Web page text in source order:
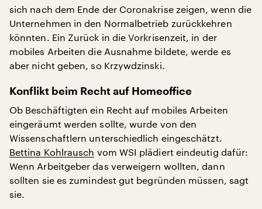
sich nach dem Ende der Coronakrise zeigen, wenn die
Unternehmen in den Normalbetrieb zurückkehren
könnten. Ein Zurück in die Vorkrisenzeit, in der
mobiles Arbeiten die Ausnahme bildete, werde es
aber nicht geben, so Krzywdzinski.
Konflikt beim Recht auf Homeoffice
Ob Beschäftigten ein Recht auf mobiles Arbeiten
eingeräumt werden sollte, wurde von den
Wissenschaftlern unterschiedlich eingeschätzt.
Bettina Kohlrausch vom WSI plädiert eindeutig dafür:
Wenn Arbeitgeber das verweigern wollten, dann
sollten sie es zumindest gut begründen müssen, sagt
sie.